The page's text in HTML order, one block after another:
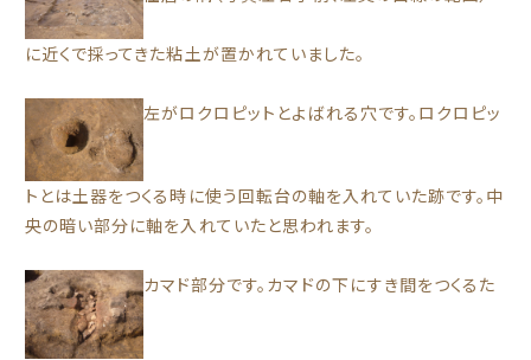
に近くで採ってきた粘土が置かれていました。
左がロクロピットとよばれる穴です。ロクロピッ
トとは土器をつくる時に使う回転台の軸を入れていた跡です。中
央の暗い部分に軸を入れていたと思われます。
カマド部分です。カマドの下にすき間をつくるた